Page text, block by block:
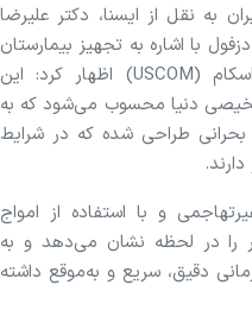
به نقل از ایسنا، دکتر علیرضا
با اشاره به تجهیز بیمارستان
بزرگ دزفول (گنجویان) به دستگاه اسکام (USCOM) اظهار کرد: این
دنیا محسوب می‌شود که به
بحرانی طراحی شده که در شرایط
و با استفاده از امواج
را در لحظه نشان می‌دهد و به
دقیق، سریع و به‌موقع داشته